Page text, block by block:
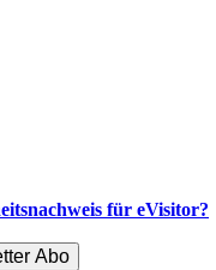
für eVisitor?